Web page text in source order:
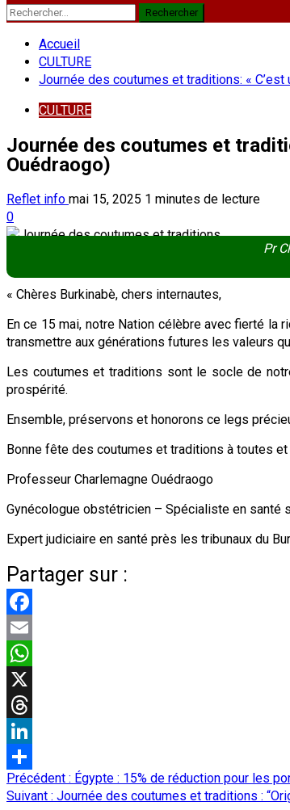
Rechercher :
Accueil
CULTURE
Journée des coutumes et traditions: «
CULTURE
Journée des coutumes et
Ouédraogo)
Reflet info mai 15, 2025 1 minutes de lecture
0
Pr
« Chères Burkinabè, chers internautes,
En ce 15 mai, notre Nation célèbre avec fierté la
transmettre aux générations futures les valeurs
Les coutumes et traditions sont le socle de
prospérité.
Ensemble, préservons et honorons ce legs
Bonne fête des coutumes et traditions à toutes et
Professeur Charlemagne Ouédraogo
Gynécologue obstétricien – Spécialiste en santé
Expert judiciaire en santé près les tribunaux du
Partager sur :
Facebook
Email
WhatsApp
X
Threads
LinkedIn
Partager
Navigation
d’article
Précédent : Égypte : 15% de réduction pour les
Suivant : Journée des coutumes et traditions :